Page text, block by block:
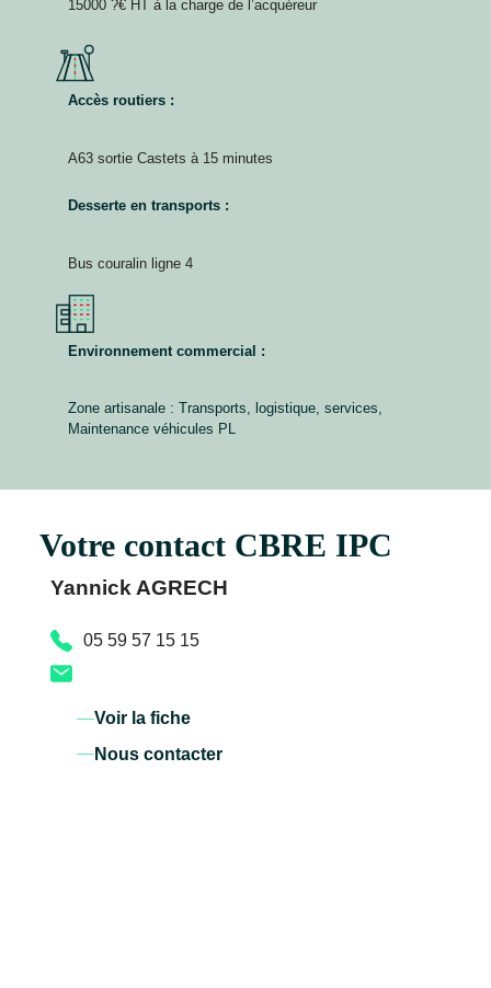
15000 ?€ HT à la charge de l’acquéreur
Accès routiers :
A63 sortie Castets à 15 minutes
Desserte en transports :
Bus couralin ligne 4
Environnement commercial :
Zone artisanale : Transports, logistique, services,
Maintenance véhicules PL
Votre contact CBRE IPC
Yannick AGRECH
05 59 57 15 15
Voir la fiche
Nous contacter